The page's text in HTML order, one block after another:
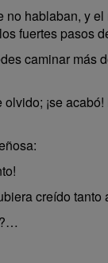
no hablaban, y el
fuertes pasos
caminar más
¡se
creído tanto